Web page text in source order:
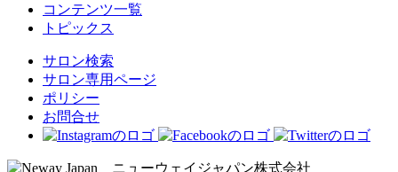
コンテンツ一覧
トピックス
サロン検索
サロン専用ページ
ポリシー
お問合せ